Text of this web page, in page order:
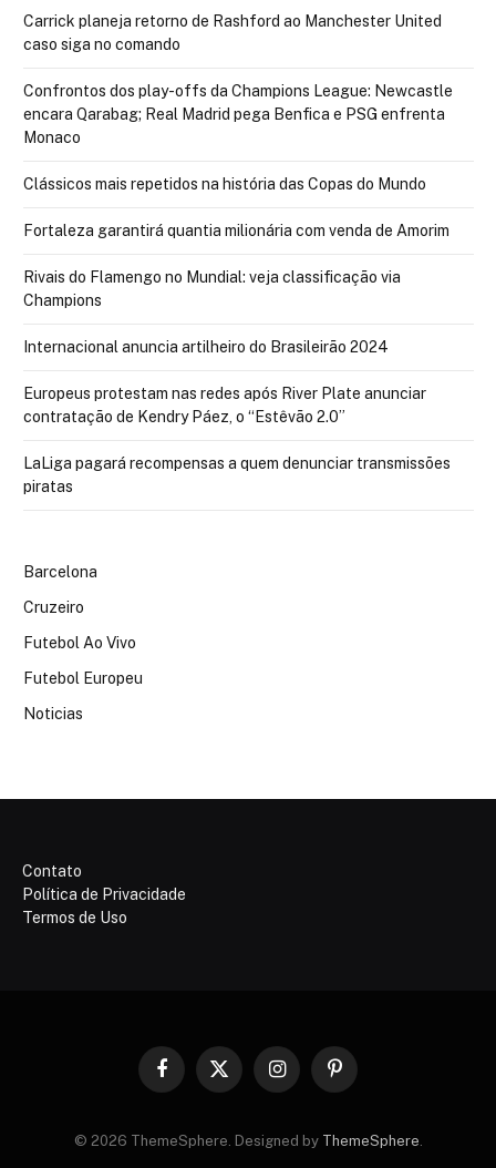
Carrick planeja retorno de Rashford ao Manchester United
caso siga no comando
Confrontos dos play-offs da Champions League: Newcastle
encara Qarabag; Real Madrid pega Benfica e PSG enfrenta
Monaco
Clássicos mais repetidos na história das Copas do Mundo
Fortaleza garantirá quantia milionária com venda de Amorim
Rivais do Flamengo no Mundial: veja classificação via
Champions
Internacional anuncia artilheiro do Brasileirão 2024
Europeus protestam nas redes após River Plate anunciar
contratação de Kendry Páez, o “Estêvão 2.0”
LaLiga pagará recompensas a quem denunciar transmissões
piratas
Barcelona
Cruzeiro
Futebol Ao Vivo
Futebol Europeu
Noticias
Contato
Política de Privacidade
Termos de Uso
Facebook
X
InstagramPinterest
© 2026 ThemeSphere. Designed by ThemeSphere